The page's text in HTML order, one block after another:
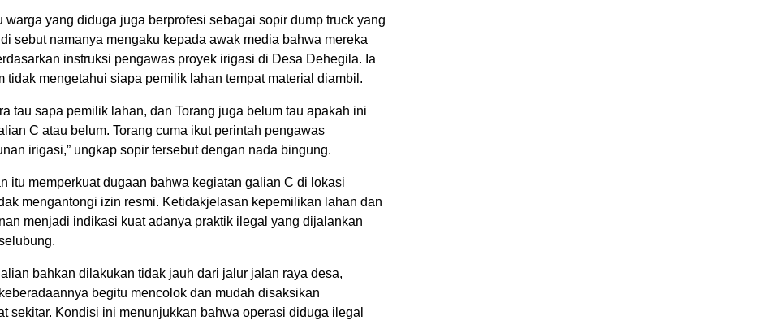
warga yang diduga juga berprofesi sebagai sopir dump truck yang
sebut namanya mengaku kepada awak media bahwa mereka
instruksi pengawas proyek irigasi di Desa Dehegila. Ia
tidak mengetahui siapa pemilik lahan tempat material diambil.
tau sapa pemilik lahan, dan Torang juga belum tau apakah ini
C atau belum. Torang cuma ikut perintah pengawas
irigasi,” ungkap sopir tersebut dengan nada bingung.
itu memperkuat dugaan bahwa kegiatan galian C di lokasi
mengantongi izin resmi. Ketidakjelasan kepemilikan lahan dan
menjadi indikasi kuat adanya praktik ilegal yang dijalankan
bahkan dilakukan tidak jauh dari jalur jalan raya desa,
begitu mencolok dan mudah disaksikan
sekitar. Kondisi ini menunjukkan bahwa operasi diduga ilegal